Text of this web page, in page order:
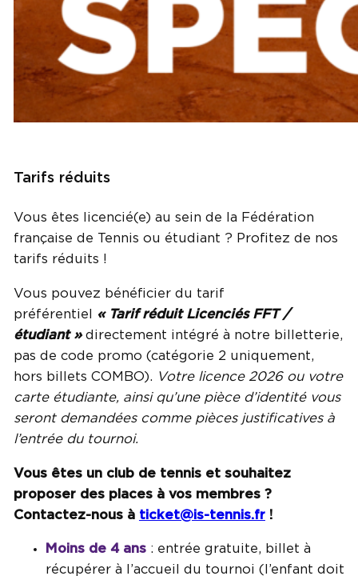
Tarifs réduits
Vous êtes licencié(e) au sein de la Fédération
française de Tennis ou étudiant ? Profitez de nos
tarifs réduits !
Vous pouvez bénéficier du tarif
préférentiel
« Tarif réduit Licenciés FFT /
étudiant »directement intégré à notre billetterie,
pas de code promo (catégorie 2 uniquement,
hors billets COMBO). Votre licence 2026 ou votre
carte étudiante, ainsi qu’une pièce d’identité vous
seront demandées comme pièces justificatives à
l’entrée du tournoi.
Vous êtes un club de tennis et souhaitez
proposer des places à vos membres ?
Contactez-nous à ticket@is-tennis.fr!
Moins de 4 ans : entrée gratuite, billet à
récupérer à l’accueil du tournoi (l’enfant doit